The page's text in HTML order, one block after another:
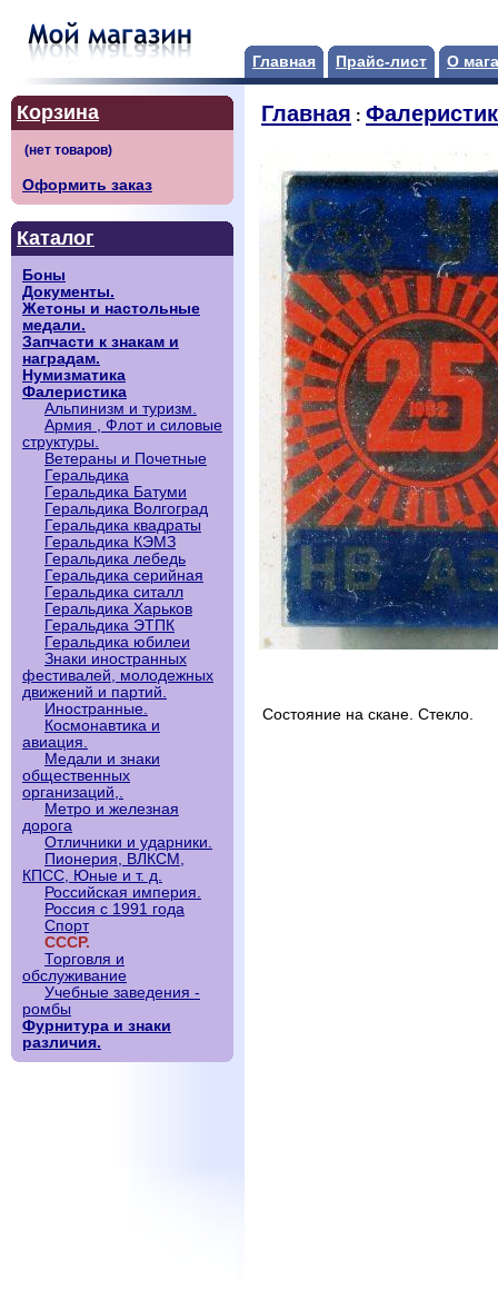
Главная Прайс-лист О
Корзина
Оформить заказ
Каталог
Боны
Документы.
Жетоны и настольные
медали.
Запчасти к знакам и
наградам.
Нумизматика
Фалеристика
Альпинизм и туризм.
Армия , Флот и силовые
структуры.
Ветераны и Почетные
Геральдика
Геральдика Батуми
Геральдика Волгоград
Геральдика квадраты
Геральдика КЭМЗ
Геральдика лебедь
Геральдика серийная
Геральдика ситалл
Геральдика Харьков
Геральдика ЭТПК
Геральдика юбилеи
Знаки иностранных
фестивалей, молодежных
движений и партий.
Иностранные.
Космонавтика и
авиация.
Медали и знаки
общественных
организаций,.
Метро и железная
дорога
Отличники и ударники.
Пионерия, ВЛКСМ,
КПСС, Юные и т. д.
Российская империя.
Россия с 1991 года
Спорт
СССР.
Торговля и
обслуживание
Учебные заведения -
ромбы
Фурнитура и знаки
различия.
Главная :
Состояние на скане. Стекло.